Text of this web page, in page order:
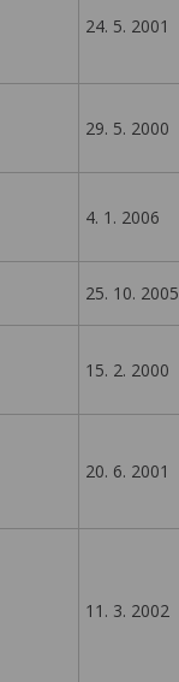
24. 5. 2001
29. 5. 2000
4. 1. 2006
25. 10. 2005
15. 2. 2000
20. 6. 2001
11. 3. 2002